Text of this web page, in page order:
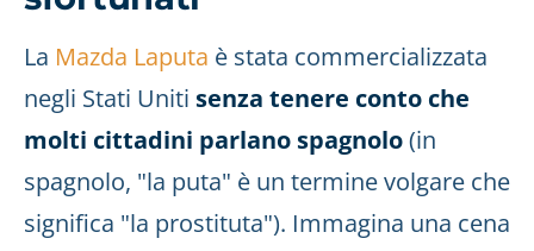
La Mazda Laputa è stata commercializzata
negli Stati Uniti senza tenere conto che
molti cittadini parlano spagnolo(in
spagnolo, "la puta" è un termine volgare che
significa "la prostituta"). Immagina una cena